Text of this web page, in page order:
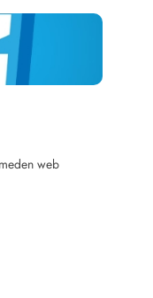
web